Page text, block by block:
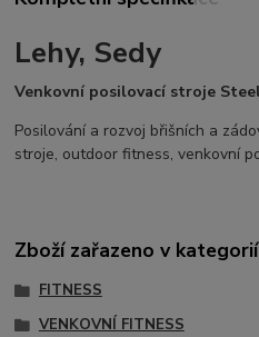
Lehy, Sedy
Venkovní posilovací stroje
Posilování a rozvoj břišních a
stroje, outdoor fitness, venkovní
Zboží zařazeno v
FITNESS
VENKOVNÍ FITNESS